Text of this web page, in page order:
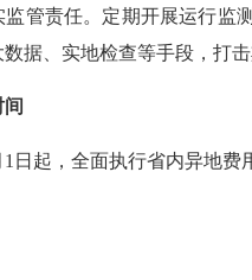
监管责任。定期开展运行
据、实地检查等手段，打
1日起，全面执行省内异地费